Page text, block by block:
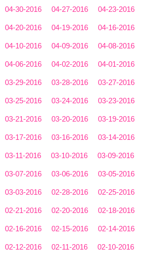
04-30-2016 04-27-2016 04-23-2016
04-20-2016 04-19-2016 04-16-2016
04-10-2016 04-09-2016 04-08-2016
04-06-2016 04-02-2016 04-01-2016
03-29-2016 03-28-2016 03-27-2016
03-25-2016 03-24-2016 03-23-2016
03-21-2016 03-20-2016 03-19-2016
03-17-2016 03-16-2016 03-14-2016
03-11-2016 03-10-2016 03-09-2016
03-07-2016 03-06-2016 03-05-2016
03-03-2016 02-28-2016 02-25-2016
02-21-2016 02-20-2016 02-18-2016
02-16-2016 02-15-2016 02-14-2016
02-12-2016 02-11-2016 02-10-2016